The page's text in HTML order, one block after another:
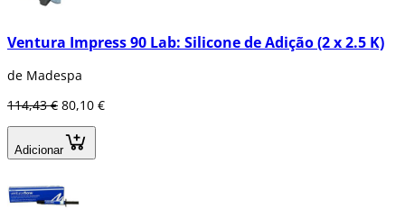
Ventura Impress 90 Lab: Silicone de Adição (2 x 2.5 K)
de Madespa
114,43 € 80,10 €
Adicionar